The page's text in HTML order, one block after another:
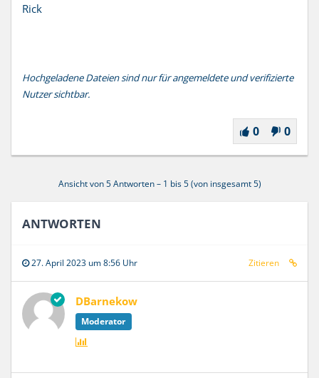
Rick
Hochgeladene Dateien sind nur für angemeldete und verifizierte
Nutzer sichtbar.
0 0
Ansicht von 5 Antworten – 1 bis 5 (von insgesamt 5)
ANTWORTEN
27. April 2023 um 8:56 Uhr Zitieren
DBarnekow
Moderator